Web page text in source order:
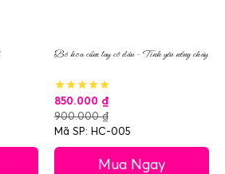
Bó hoa cầm tay cô dâu – Tình yêu nồng cháy
850.000 ₫
900.000₫
Mã SP: HC-005
Mua Ngay